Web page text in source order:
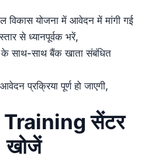
विकास योजना में आवेदन में मांगी गई
से ध्यानपूर्वक भरें,
के साथ-साथ बैंक खाता संबंधित
प्रक्रिया पूर्ण हो जाएगी,
सेंटर
खोजें